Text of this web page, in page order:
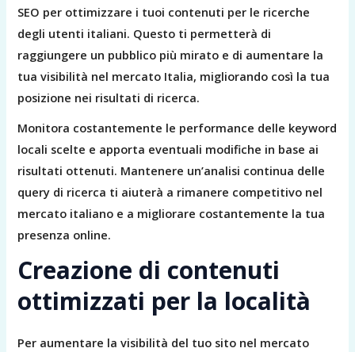
SEO per ottimizzare i tuoi contenuti per le ricerche
degli utenti italiani. Questo ti permetterà di
raggiungere un pubblico più mirato e di aumentare la
tua visibilità nel mercato Italia, migliorando così la tua
posizione nei risultati di ricerca.
Monitora costantemente le performance delle keyword
locali scelte e apporta eventuali modifiche in base ai
risultati ottenuti. Mantenere un’analisi continua delle
query di ricerca ti aiuterà a rimanere competitivo nel
mercato italiano e a migliorare costantemente la tua
presenza online.
Creazione di contenuti
ottimizzati per la località
Per aumentare la visibilità del tuo sito nel mercato